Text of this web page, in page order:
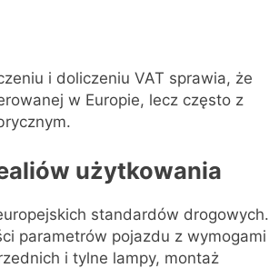
i doliczeniu VAT sprawia, że
w Europie, lecz często z
użytkowania
standardów drogowych.
parametrów pojazdu z wymogami
i tylne lampy, montaż